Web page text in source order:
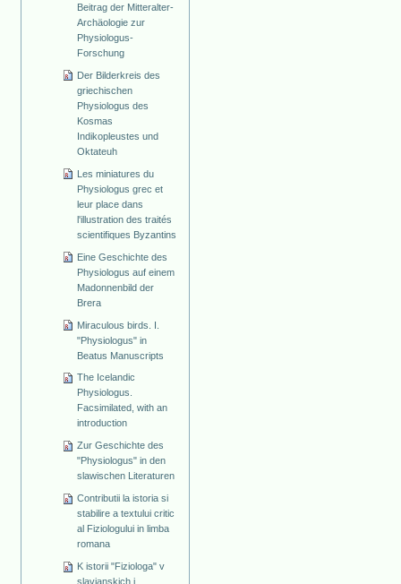
Beitrag der Mitteralter-
Archäologie zur
Physiologus-
Forschung
Der Bilderkreis des
griechischen
Physiologus des
Kosmas
Indikopleustes und
Oktateuh
Les miniatures du
Physiologus grec et
leur place dans
l'illustration des traités
scientifiques Byzantins
Eine Geschichte des
Physiologus auf einem
Madonnenbild der
Brera
Miraculous birds. I.
"Physiologus" in
Beatus Manuscripts
The Icelandic
Physiologus.
Facsimilated, with an
introduction
Zur Geschichte des
"Physiologus" in den
slawischen Literaturen
Contributii la istoria si
stabilire a textului critic
al Fiziologului in limba
romana
K istorii "Fiziologa" v
slavjanskich i